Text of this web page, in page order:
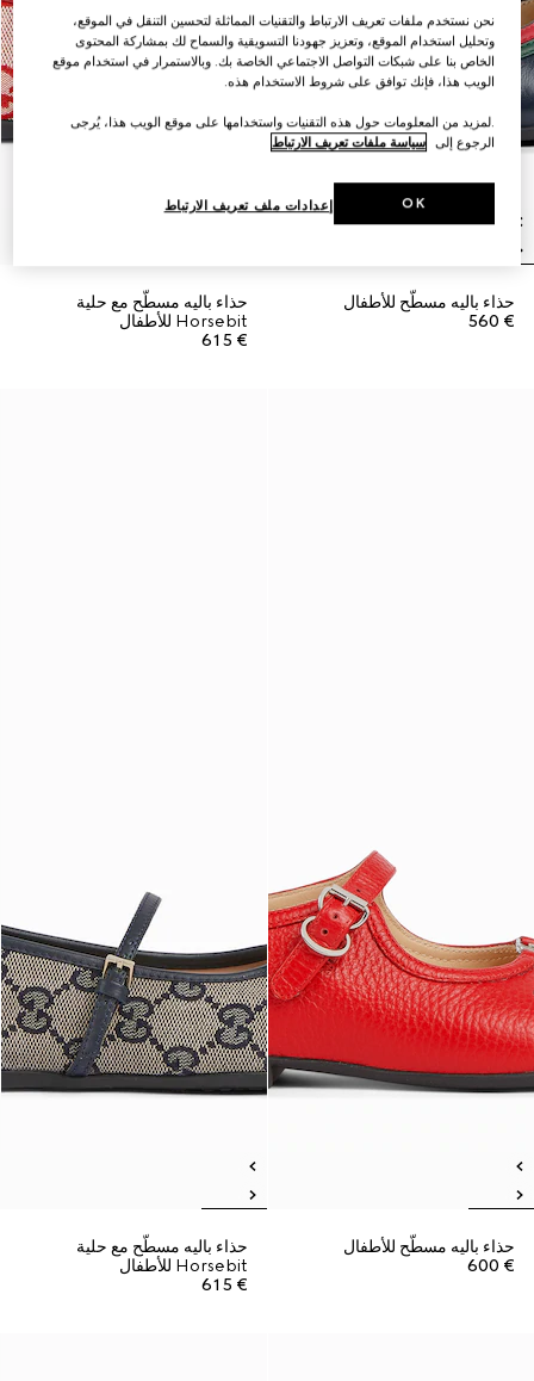
حذاء باليه مسطّح للأطفال
€ 560
حذاء باليه مسطّح مع حلية
Horsebit للأطفال
€ 615
حذاء باليه مسطّح للأطفال
€ 600
حذاء باليه مسطّح مع حلية
Horsebit للأطفال
€ 615
نحن نستخدم ملفات تعريف الارتباط والتقنيات المماثلة لتحسين التنقل في الموقع،
وتحليل استخدام الموقع، وتعزيز جهودنا التسويقية والسماح لك بمشاركة المحتوى
الخاص بنا على شبكات التواصل الاجتماعي الخاصة بك. وبالاستمرار في استخدام موقع
الويب هذا، فإنك توافق على شروط الاستخدام هذه.
.لمزيد من المعلومات حول هذه التقنيات واستخدامها على موقع الويب هذا، يُرجى
الرجوع إلى سياسة ملفات تعريف الارتباط
إعدادات ملف تعريف الارتباط OK